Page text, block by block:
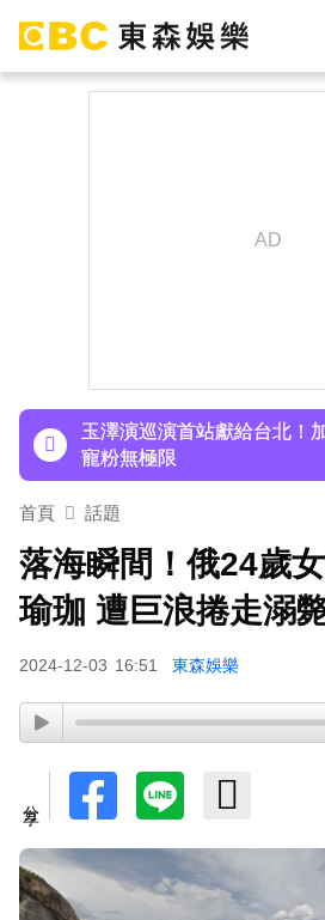
下載東森App，隨時掌握天
寵粉無極限
富婆砸錢拍短劇塞60場吻戲
養」 親上火線揭真相
SEVENTEEN勝寬、Dino同
泰男團Dragon 5男星爆死訊
屍河中驚見「20公斤重物」
比演員賺更多
蔡阿嘎陷爭議！蘿拉神隱19
騙集團回歸」回應了
下載東森App，隨時掌握天下
TWICE定延不續約！手寫信
家成邊佑錫師妹
首頁 話題
落海瞬間！俄24歲
瑜珈 遭巨浪捲走溺
2024-12-03 16:51 東森娛樂